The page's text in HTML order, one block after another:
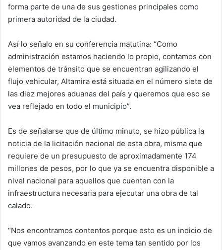
forma parte de una de sus gestiones principales como
primera autoridad de la ciudad.
Así lo señalo en su conferencia matutina: “Como
administración estamos haciendo lo propio, contamos con
elementos de tránsito que se encuentran agilizando el
flujo vehicular, Altamira está situada en el número siete de
las diez mejores aduanas del país y queremos que eso se
vea reflejado en todo el municipio”.
Es de señalarse que de último minuto, se hizo pública la
noticia de la licitación nacional de esta obra, misma que
requiere de un presupuesto de aproximadamente 174
millones de pesos, por lo que ya se encuentra disponible a
nivel nacional para aquellos que cuenten con la
infraestructura necesaria para ejecutar una obra de tal
calado.
“Nos encontramos contentos porque esto es un indicio de
que vamos avanzando en este tema tan sentido por los